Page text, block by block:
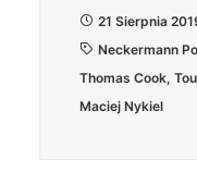
21 Sierpnia
Neckermann
Thomas Cook,
Maciej Nykiel